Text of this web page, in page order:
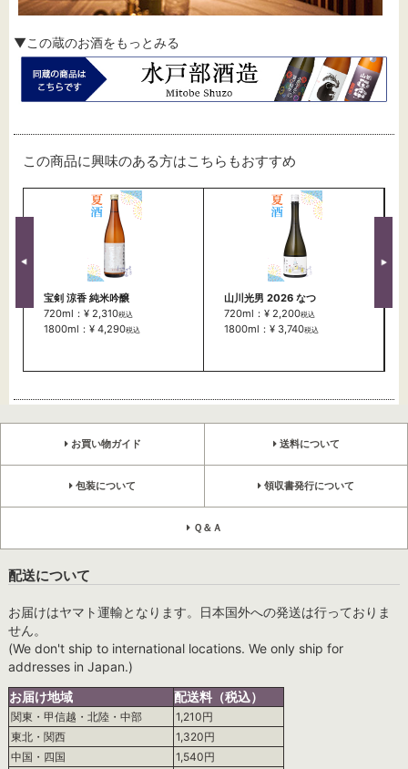
▼この蔵のお酒をもっとみる
この商品に興味のある方はこちらもおすすめ
宝剣 涼香 純米吟醸
720ml：¥ 2,310税込
1800ml：¥ 4,290税込
山川光男 2026 なつ
720ml：¥ 2,200税込
1800ml：¥ 3,740税込
お買い物ガイド 送料について
包装について 領収書発行について
Ｑ＆Ａ
配送について
お届けはヤマト運輸となります。日本国外への発送は行っておりま
せん。
(We don't ship to international locations. We only ship for
addresses in Japan.)
お届け地域
配送料（税込）
関東・甲信越・北陸・中部
1,210円
東北・関西
1,320円
中国・四国
1,540円